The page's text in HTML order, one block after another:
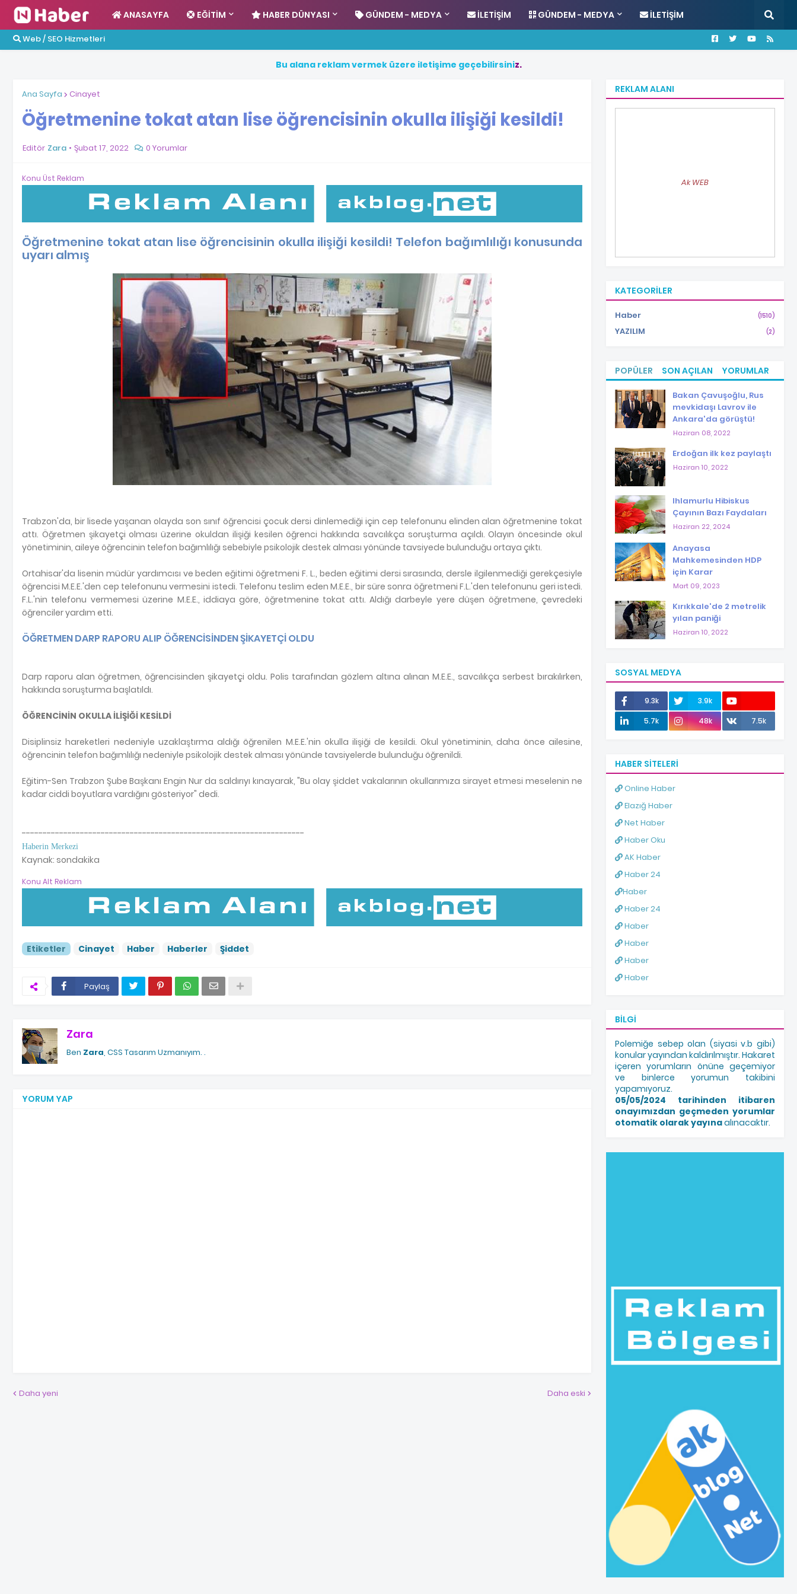
ANASAYFA EĞITIM HABER DÜNYASI GÜNDEM - MEDYA İLETIŞIM GÜNDEM - MEDYA İLETIŞIM
Web / SEO Hizmetleri
Bu alana reklamvermek üzere iletişime geçebilirsiniz.
Ana Sayfa Cinayet
Öğretmenine tokat atan lise öğrencisinin okulla ilişiği kesildi!
Editör Zara Şubat 17, 2022 0 Yorumlar
Konu Üst Reklam
Öğretmenine tokat atan lise öğrencisinin okulla ilişiği kesildi! Telefon bağımlılığı konusunda
uyarı almış
Trabzon'da, bir lisede yaşanan olayda son sınıf öğrencisi çocuk dersi dinlemediği için cep telefonunu elinden alan öğretmenine tokat
attı. Öğretmen şikayetçi olması üzerine okuldan ilişiği kesilen öğrenci hakkında savcılıkça soruşturma açıldı. Olayın öncesinde okul
yönetiminin, aileye öğrencinin telefon bağımlılığı sebebiyle psikolojik destek alması yönünde tavsiyede bulunduğu ortaya çıktı.
Ortahisar'da lisenin müdür yardımcısı ve beden eğitimi öğretmeni F. L., beden eğitimi dersi sırasında, dersle ilgilenmediği gerekçesiyle
öğrencisi M.E.E.'den cep telefonunu vermesini istedi. Telefonu teslim eden M.E.E., bir süre sonra öğretmeni F.L.'den telefonunu geri istedi.
F.L.'nin telefonu vermemesi üzerine M.E.E., iddiaya göre, öğretmenine tokat attı. Aldığı darbeyle yere düşen öğretmene, çevredeki
öğrenciler yardım etti.
ÖĞRETMEN DARP RAPORU ALIP ÖĞRENCİSİNDEN ŞİKAYETÇİ OLDU
Darp raporu alan öğretmen, öğrencisinden şikayetçi oldu. Polis tarafından gözlem altına alınan M.E.E., savcılıkça serbest bırakılırken,
hakkında soruşturma başlatıldı.
ÖĞRENCİNİN OKULLA İLİŞİĞİ KESİLDİ
Disiplinsiz hareketleri nedeniyle uzaklaştırma aldığı öğrenilen M.E.E.'nin okulla ilişiği de kesildi. Okul yönetiminin, daha önce ailesine,
öğrencinin telefon bağımlılığı nedeniyle psikolojik destek alması yönünde tavsiyelerde bulunduğu öğrenildi.
Eğitim-Sen Trabzon Şube Başkanı Engin Nur da saldırıyı kınayarak, "Bu olay şiddet vakalarının okullarımıza sirayet etmesi meselenin ne
kadar ciddi boyutlara vardığını gösteriyor" dedi.
--------------------------------------------------------------------
Haberin Merkezi
Kaynak: sondakika
Konu Alt Reklam
Etiketler Cinayet Haber Haberler Şiddet
Paylaş
Zara
Ben Zara , CSS Tasarım Uzmanıyım. .
YORUM YAP
Daha yeni Daha eski
REKLAM ALANI
Ak WEB
KATEGORILER
Haber (1510)
YAZILIM (2)
POPÜLER SON AÇILAN YORUMLAR
Bakan Çavuşoğlu, Rus
mevkidaşı Lavrov ile
Ankara'da görüştü!
Haziran 08, 2022
Erdoğan ilk kez paylaştı
Haziran 10, 2022
Ihlamurlu Hibiskus
Çayının Bazı Faydaları
Haziran 22, 2024
Anayasa
Mahkemesinden HDP
için Karar
Mart 09, 2023
Kırıkkale'de 2 metrelik
yılan paniği
Haziran 10, 2022
SOSYAL MEDYA
9.3k
3.9k
12.0k
5.7k 48k 7.5k
HABER SITELERI
Online Haber
Elazığ Haber
Net Haber
Haber Oku
AK Haber
Haber 24
Haber
Haber 24
Haber
Haber
Haber
Haber
BILGI
Polemiğe sebep olan (siyasi v.b gibi)
konular yayından kaldırılmıştır. Hakaret
içeren yorumların önüne geçemiyor
ve binlerce yorumun takibini
yapamıyoruz.
05/05/2024 tarihinden itibaren
onayımızdan geçmeden yorumlar
otomatik olarak yayınaalınacaktır.